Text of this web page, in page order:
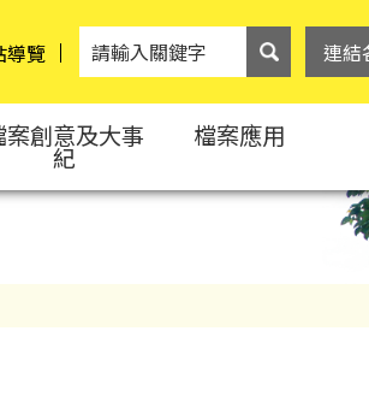
導覽 連結
案創意及大事
紀
檔案應用